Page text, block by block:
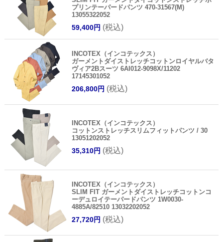
プリンテーパードパンツ 470-31567(M)
13055322052
59,400円 (税込)
INCOTEX（インコテックス）
ガーメントダイストレッチコットンロイヤルバタ
ヴィア2Bスーツ 6AI012-9098X/11202
17145301052
206,800円 (税込)
INCOTEX（インコテックス）
コットンストレッチスリムフィットパンツ / 30
13051202052
35,310円 (税込)
INCOTEX（インコテックス）
SLIM FIT ガーメントダイストレッチコットンコ
ーデュロイテーパードパンツ 1W0030-
4885A/82510 13032202052
27,720円 (税込)